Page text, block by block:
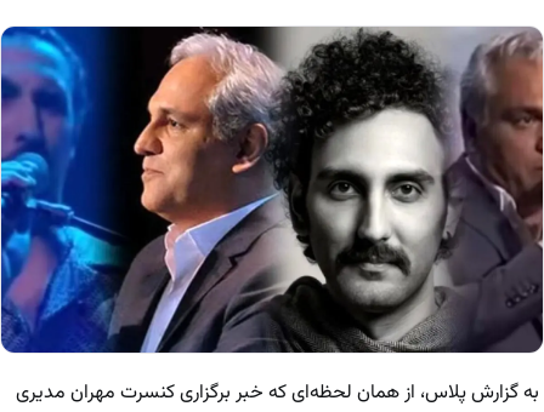
به گزارش پلاس، از همان لحظه‌ای که خبر برگزاری کنسرت مهران مدیری